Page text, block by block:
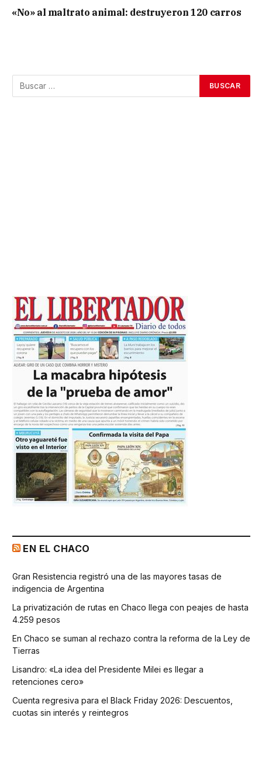
«No» al maltrato animal: destruyeron 120 carros
EN EL CHACO
Gran Resistencia registró una de las mayores tasas de
indigencia de Argentina
La privatización de rutas en Chaco llega con peajes de hasta
4.259 pesos
En Chaco se suman al rechazo contra la reforma de la Ley de
Tierras
Lisandro: «La idea del Presidente Milei es llegar a
retenciones cero»
Cuenta regresiva para el Black Friday 2026: Descuentos,
cuotas sin interés y reintegros